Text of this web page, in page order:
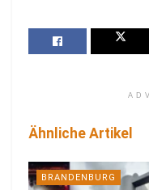
Ähnliche Artikel
BRANDENBURG